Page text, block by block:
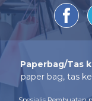
Paperbag/Tas
paper bag, tas